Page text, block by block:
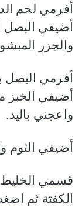
أفرمي لحم
أضيفي البصل
والجزر
أفرمي البصل
أضيفي الخبز
واعجني باليد.
أضيفي الثوم
قسمي
الكفتة ثم